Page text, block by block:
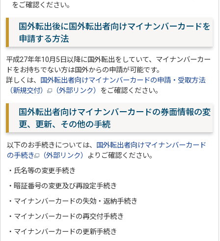
をご確認ください。
国外転出後に国外転出者向けマイナンバーカードを
申請する方法
平成27年年10月5日以降に国外転出をしていて、マイナンバーカー
ドをお持ちでない方は国外からの申請が可能です。
詳しくは、
国外転出者向けマイナンバーカードの申請・受取方法
（新規交付）
（外部リンク） をご確認ください。
国外転出者向けマイナンバーカードの券面情報の変
更、更新、その他の手続
以下のお手続きについては、
国外転出者向けマイナンバーカード
の手続き
（外部リンク） よりご確認ください。
・氏名等の変更手続き
・暗証番号の変更及び再設定手続き
・マイナンバーカードの失効・返納手続き
・マイナンバーカードの再交付手続き
・マイナンバーカードの更新手続き